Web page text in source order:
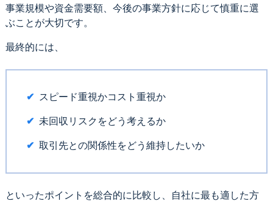
事業規模や資金需要額、今後の事業方針に応じて慎重に選
ぶことが大切です。
最終的には、
スピード重視かコスト重視か
未回収リスクをどう考えるか
取引先との関係性をどう維持したいか
といったポイントを総合的に比較し、自社に最も適した方